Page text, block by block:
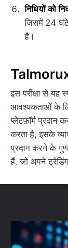
निधियों को
जिसमें 24 घंटे
है।
इस परीक्षा से यह
आवश्यकताओं के
प्लेटफ़ॉर्म प्रदान
करता है, इसके
प्रदान करने के गुण
हैं, जो अपने